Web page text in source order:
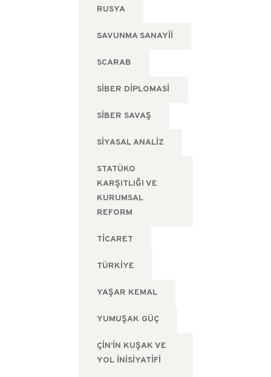
RUSYA
SAVUNMA SANAYII
SCARAB
SIBER DIPLOMASI
SIBER SAVAŞ
SIYASAL ANALIZ
STATÜKO
KARŞITLIĞI VE
KURUMSAL
REFORM
TICARET
TÜRKIYE
YAŞAR KEMAL
YUMUŞAK GÜÇ
ÇIN’IN KUŞAK VE
YOL İNISIYATIFI